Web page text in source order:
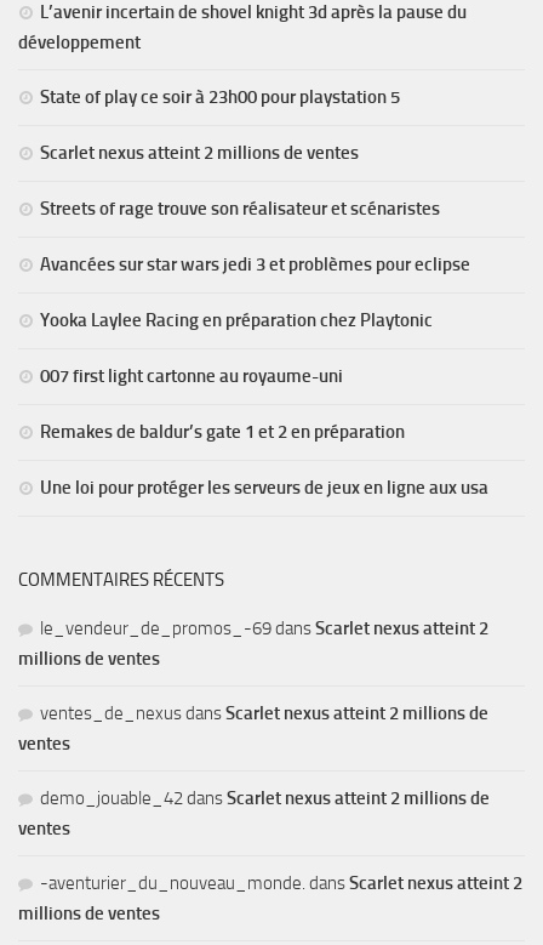
L’avenir incertain de shovel knight 3d après la pause du
développement
State of play ce soir à 23h00 pour playstation 5
Scarlet nexus atteint 2 millions de ventes
Streets of rage trouve son réalisateur et scénaristes
Avancées sur star wars jedi 3 et problèmes pour eclipse
Yooka Laylee Racing en préparation chez Playtonic
007 first light cartonne au royaume-uni
Remakes de baldur’s gate 1 et 2 en préparation
Une loi pour protéger les serveurs de jeux en ligne aux usa
COMMENTAIRES RÉCENTS
le_vendeur_de_promos_-69dansScarlet nexus atteint 2
millions de ventes
ventes_de_nexusdansScarlet nexus atteint 2 millions de
ventes
demo_jouable_42dansScarlet nexus atteint 2 millions de
ventes
-aventurier_du_nouveau_monde. dansScarlet nexus atteint 2
millions de ventes